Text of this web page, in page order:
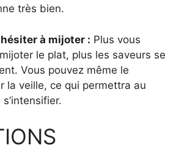
très bien.
à mijoter : Plus vous
le plat, plus les saveurs se
Vous pouvez même le
la veille, ce qui permettra au